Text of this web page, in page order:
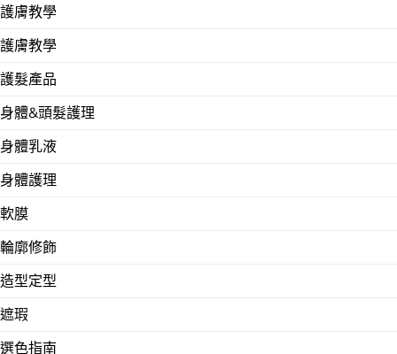
護膚教學
護膚教學
護髮產品
身體&頭髮護理
身體乳液
身體護理
軟膜
輪廓修飾
造型定型
遮瑕
選色指南